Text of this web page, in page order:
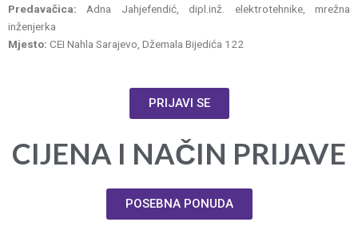
Predavačica: Adna Jahjefendić, dipl.inž. elektrotehnike, mrežna
inženjerka
Mjesto: CEI Nahla Sarajevo, Džemala Bijedića 122
PRIJAVI SE
CIJENA I NAČIN PRIJAVE
POSEBNA PONUDA